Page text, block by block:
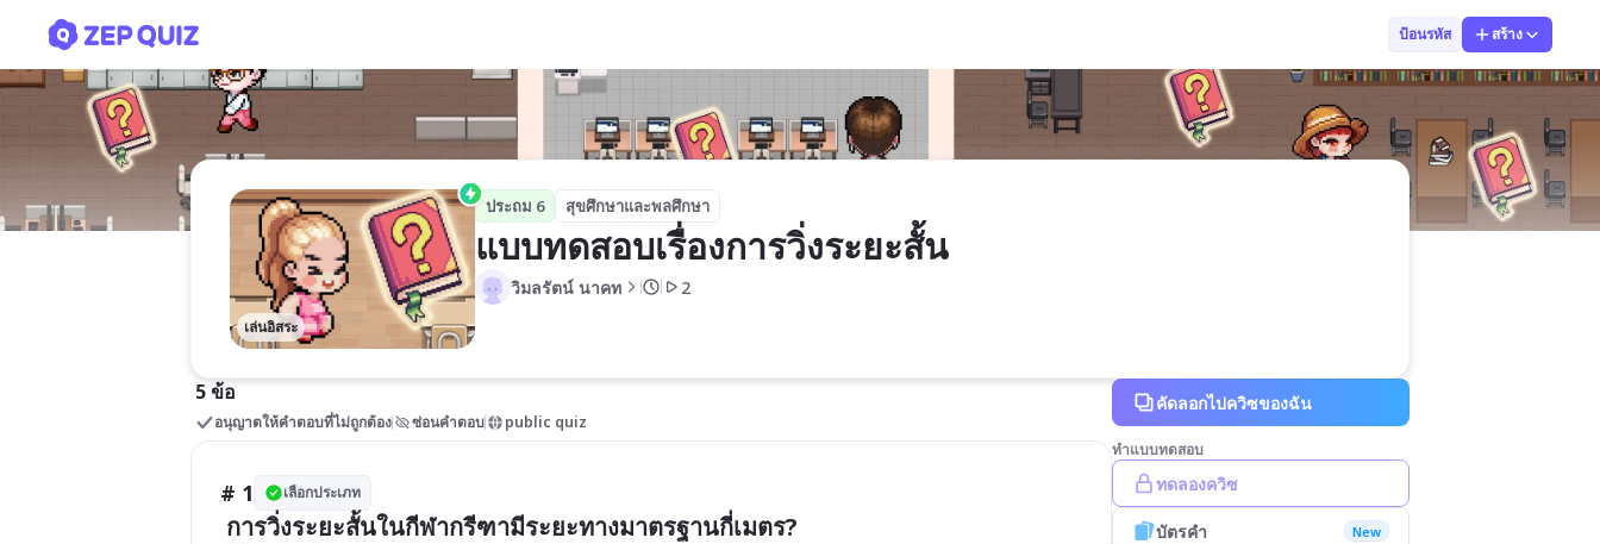
ป้อนรหัส สร้าง
เล่นอิสระ
ประถม 6 สุขศึกษาและพลศึกษา
แบบทดสอบเรื่องการวิ่งระยะสั้น
วิมลรัตน์ นาคท 2
5 ข้อ
อนุญาตให้คำตอบที่ไม่ถูกต้อง ซ่อนคำตอบ public quiz
# 1 เลือกประเภท
การวิ่งระยะสั้นในกีฬากรีฑามีระยะทางมาตรฐานกี่เมตร?
คัดลอกไปควิซของฉัน
ทำแบบทดสอบ
ทดลองควิซ
บัตรคำ New